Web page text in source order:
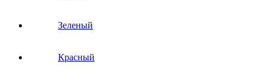
Зеленый
Красный